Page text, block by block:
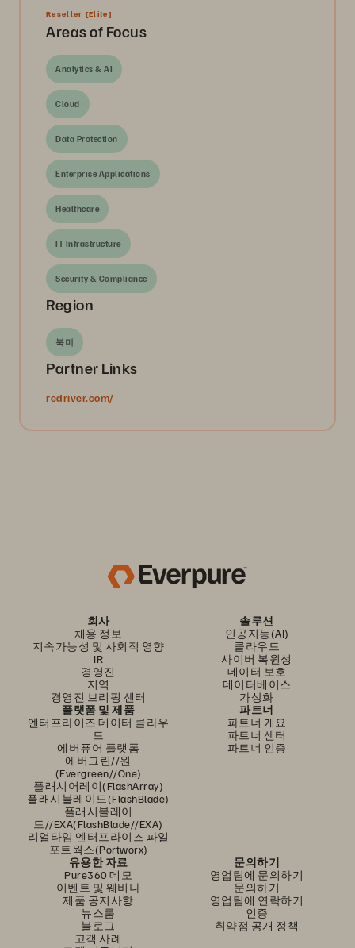
Reseller [Elite]
Areas of Focus
Analytics & AI
Cloud
Data Protection
Enterprise Applications
Healthcare
IT Infrastructure
Security & Compliance
Region
북미
Partner Links
redriver.com/
회사
채용 정보
지속가능성 및 사회적 영향
IR
경영진
지역
경영진 브리핑 센터
솔루션
인공지능(AI)
클라우드
사이버 복원성
데이터 보호
데이터베이스
가상화
플랫폼 및 제품
엔터프라이즈 데이터 클라우
드
에버퓨어 플랫폼
에버그린//원
(Evergreen//One)
플래시어레이(FlashArray)
플래시블레이드(FlashBlade)
플래시블레이
드//EXA(FlashBlade//EXA)
리얼타임 엔터프라이즈 파일
포트웍스(Portworx)
파트너
파트너 개요
파트너 센터
파트너 인증
유용한 자료
Pure360 데모
이벤트 및 웨비나
제품 공지사항
뉴스룸
블로그
고객 사례
문의하기
영업팀에 문의하기
문의하기
영업팀에 연락하기
인증
취약점 공개 정책